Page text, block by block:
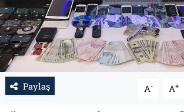
Paylaş A- A+